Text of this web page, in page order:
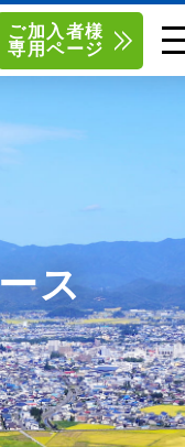
34-2525
210-1200
南東北センター(福島)
8252
県福島市御山字一本松17-1-
ご加入者様
専用ページ
ス